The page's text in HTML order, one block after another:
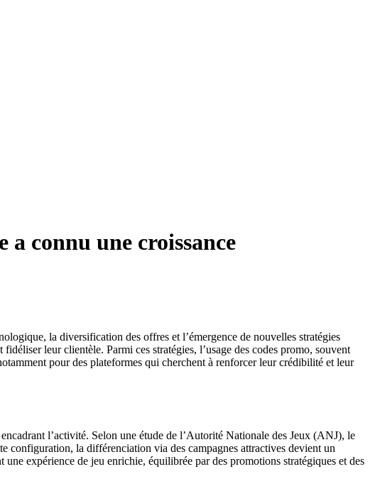
connu une croissance
la diversification des offres et l’émergence de nouvelles stratégies
leur clientèle. Parmi ces stratégies, l’usage des codes promo, souvent
pour des plateformes qui cherchent à renforcer leur crédibilité et leur
l’activité. Selon une étude de l’Autorité Nationale des Jeux (ANJ), le
configuration, la différenciation via des campagnes attractives devient un
expérience de jeu enrichie, équilibrée par des promotions stratégiques et des